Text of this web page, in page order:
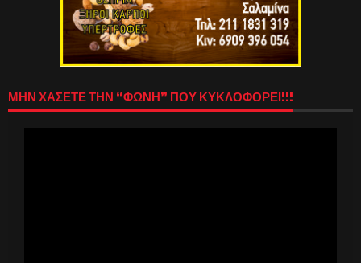
ΜΗΝ ΧΑΣΕΤΕ ΤΗΝ “ΦΩΝΗ” ΠΟΥ ΚΥΚΛΟΦΟΡΕΙ!!!